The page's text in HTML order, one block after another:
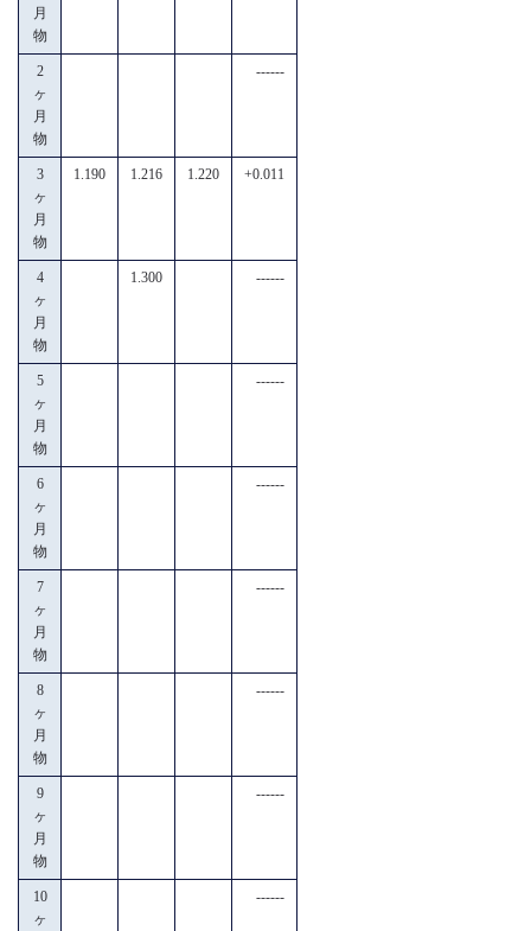
月
物
2
ヶ
月
物
------
3
ヶ
月
物
1.190 1.216 1.220 +0.011
4
ヶ
月
物
1.300 ------
5
ヶ
月
物
------
6
ヶ
月
物
------
7
ヶ
月
物
------
8
ヶ
月
物
------
9
ヶ
月
物
------
10
ヶ
------